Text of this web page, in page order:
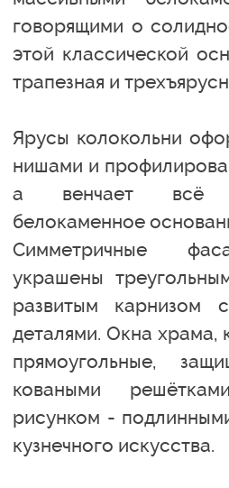
говорящими о
этой классической
трапезная и
Ярусы колокольни
нишами и
а венчает всё
белокаменное
Симметричные
украшены
развитым карнизом
деталями. Окна храма,
прямоугольные,
коваными
рисунком -
кузнечного искусства.